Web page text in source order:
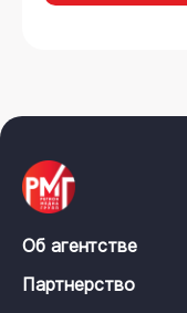
Об агентстве
Партнерство